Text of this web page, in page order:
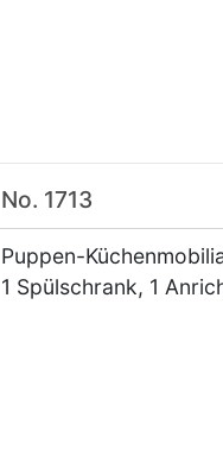
No. 1713
Puppen-
1 Spülschrank, 1